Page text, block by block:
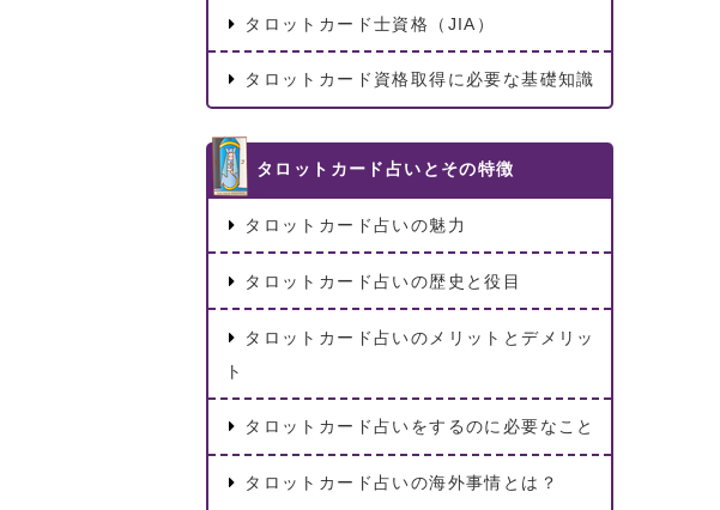
タロットカード士資格（JIA）
タロットカード資格取得に必要な基礎知識
タロットカード占いとその特徴
タロットカード占いの魅力
タロットカード占いの歴史と役目
タロットカード占いのメリットとデメリッ
ト
タロットカード占いをするのに必要なこと
タロットカード占いの海外事情とは？